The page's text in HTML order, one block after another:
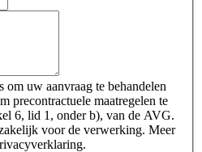
uw aanvraag te behandelen
precontractuele maatregelen te
6, lid 1, onder b), van de AVG.
voor de verwerking. Meer